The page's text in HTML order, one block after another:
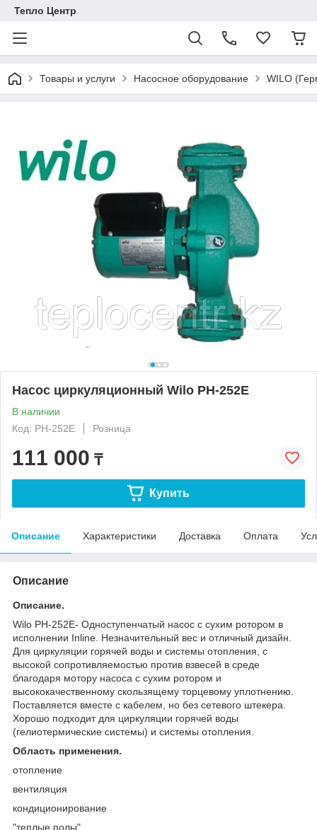
Тепло Центр
Товары и услуги Насосное оборудование WILO
Насос циркуляционный Wilo PH-252E
В наличии
Код: PH-252E
Розница
111 000 ₸
Купить
Описание Характеристики Доставка Оплата
Описание
Описание.
Wilo PH-252E- Одноступенчатый насос с сухим ротором в
исполнении Inline. Незначительный вес и отличный дизайн.
Для циркуляции горячей воды и системы отопления, с
высокой сопротивляемостью против взвесей в среде
благодаря мотору насоса с сухим ротором и
высококачественному скользящему торцевому уплотнению.
Поставляется вместе с кабелем, но без сетевого штекера.
Хорошо подходит для циркуляции горячей воды
(гелиотермические системы) и системы отопления.
Область применения.
отопление
вентиляция
кондиционирование
"теплые полы"